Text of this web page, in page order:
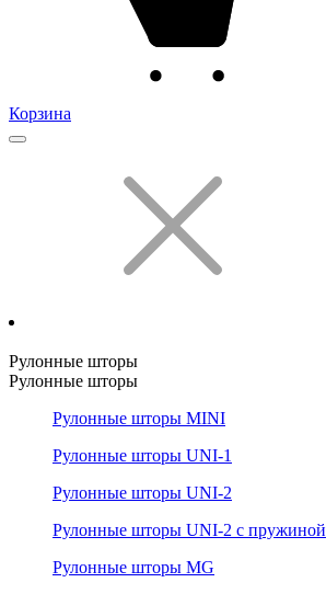
Корзина
Рулонные шторы
Рулонные шторы
Рулонные шторы MINI
Рулонные шторы UNI-1
Рулонные шторы UNI-2
Рулонные шторы UNI-2 с пружиной
Рулонные шторы MG